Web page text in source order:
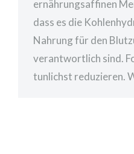
ernährungsaffinen
dass es die
Nahrung für den
verantwortlich sind.
tunlichst reduzieren.